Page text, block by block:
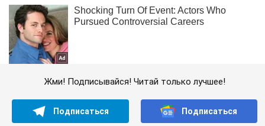
Жми! Подписывайся! Читай только лучшее!
Подписаться Подписаться